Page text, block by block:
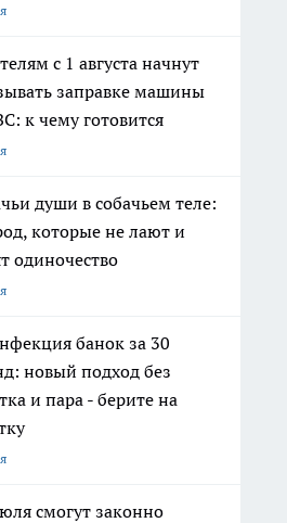
с 1 августа начнут
заправке машины
к чему готовится
души в собачьем теле:
которые не лают и
одиночество
банок за 30
новый подход без
и пара - берите на
смогут законно